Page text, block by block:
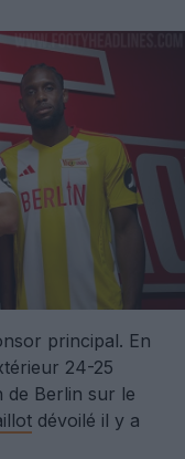
principal. En
24-25
Berlin sur le
dévoilé il y a